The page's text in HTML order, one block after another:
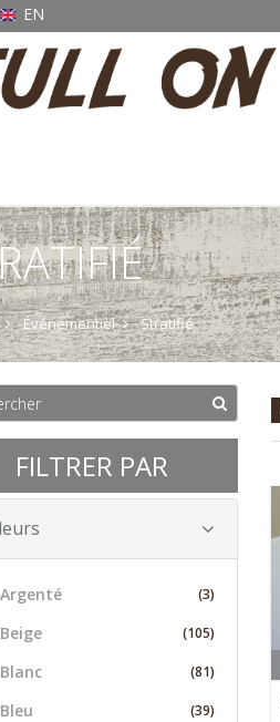
EN
Événementiel Stratifié
FILTRER PAR
Argenté (3)
Beige (105)
Blanc (81)
Bleu (39)